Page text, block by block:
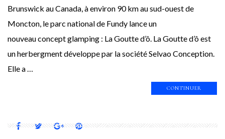
Brunswick au Canada, à environ 90 km au sud-ouest de
Moncton, le parc national de Fundy lance un
nouveau concept glamping : La Goutte d’ô. La Goutte d’ô est
un herbergment développe par la société Selvao Conception.
Elle a …
CONTINUER